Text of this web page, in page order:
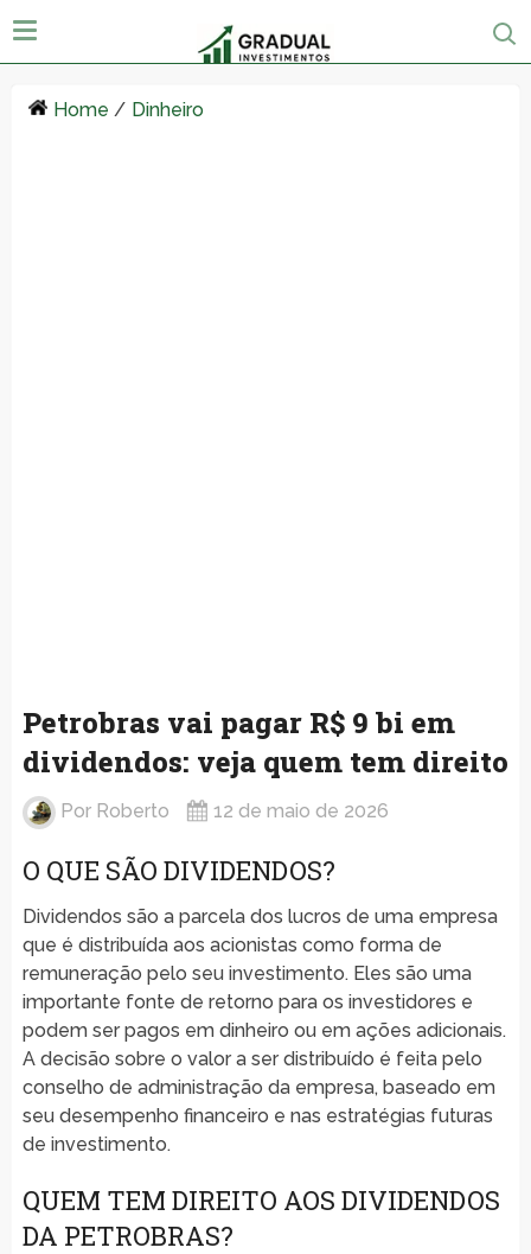
Home / Dinheiro
Petrobras vai pagar R$ 9 bi em
dividendos: veja quem tem direito
Por Roberto 12 de maio de 2026
O QUE SÃO DIVIDENDOS?
Dividendos são a parcela dos lucros de uma empresa
que é distribuída aos acionistas como forma de
remuneração pelo seu investimento. Eles são uma
importante fonte de retorno para os investidores e
podem ser pagos em dinheiro ou em ações adicionais.
A decisão sobre o valor a ser distribuído é feita pelo
conselho de administração da empresa, baseado em
seu desempenho financeiro e nas estratégias futuras
de investimento.
QUEM TEM DIREITO AOS DIVIDENDOS
DA PETROBRAS?